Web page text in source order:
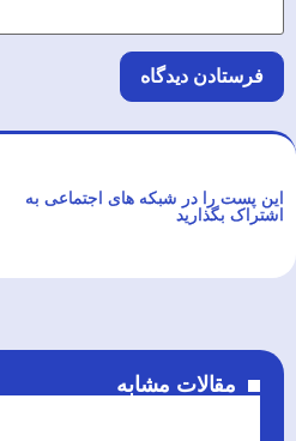
این پست را در شبکه های اجتماعی به
اشتراک بگذارید
مقالات مشابه